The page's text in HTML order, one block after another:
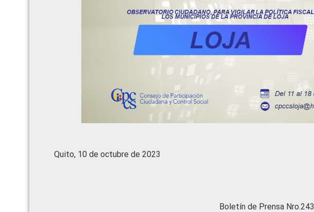
Quito, 10 de octubre de 2023
Boletín de Prensa Nro.243